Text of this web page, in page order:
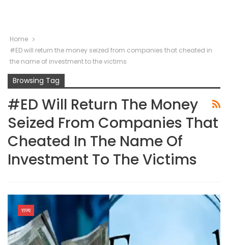
Home
#ED will return the money seized from companies that cheated in
the name of investment to the victims
Browsing Tag
#ED Will Return The Money
Seized From Companies That
Cheated In The Name Of
Investment To The Victims
राज्य